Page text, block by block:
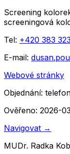
Screening
screeningová
Tel: +420 383
E-mail:
Webové stránky
Objednání:
Ověřeno: 2026-03
Navigovat →
MUDr. Radka